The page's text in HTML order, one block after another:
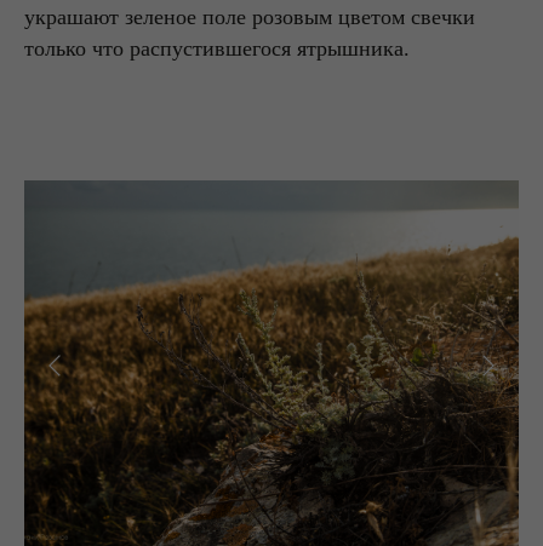
украшают зеленое поле розовым цветом свечки
только что распустившегося ятрышника.